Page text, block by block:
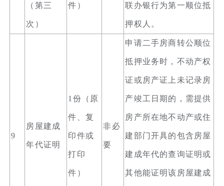
（第三
次）
件） 联办银行为第一顺位抵
押权人。
9
房屋建成
年代证明
1份（原
件、复
印件或
打印
件）
非必
要
申请二手房商转公顺位
抵押业务时，不动产权
证或房产证上未记录房
产竣工日期的，需提供
房产所在地不动产或住
建部门开具的包含房屋
建成年代的查询证明或
其他能证明该房屋建成